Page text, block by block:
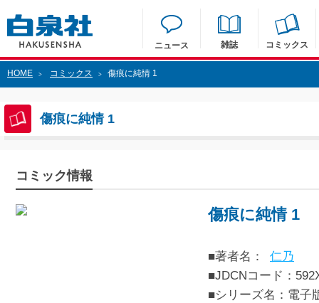
ニュース 雑誌 コミックス
HOME > コミックス > 傷痕に純情 1
傷痕に純情 1
コミック情報
傷痕に純情 1
■著者名：
仁乃
■JDCNコード：
■シリーズ名：電子